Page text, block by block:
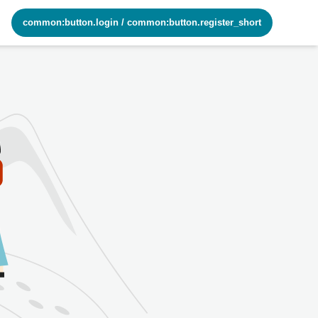
common:button.login / common:button.register_short